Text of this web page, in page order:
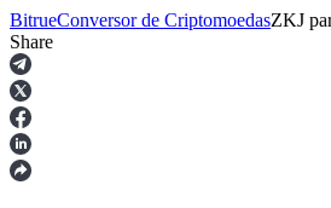
Futuros
BitrueConversor de CriptomoedasZKJ
Share